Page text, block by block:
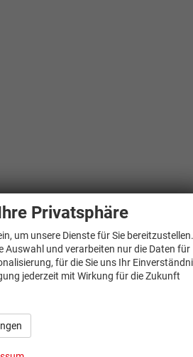
Privatsphäre
um unsere Dienste für Sie bereitzustellen.
Auswahl und verarbeiten nur die Daten für
für die Sie uns Ihr
jederzeit mit Wirkung für die Zukunft